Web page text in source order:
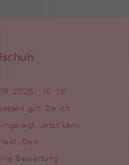
16:18
gut. Da ich
Jetzt kann
Den
Bewertung